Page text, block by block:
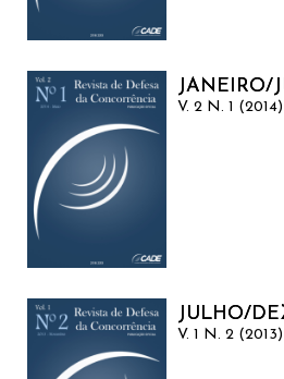
JANEIRO/
V. 2 N. 1 (2014)
JULHO/
V. 1 N. 2 (2013)